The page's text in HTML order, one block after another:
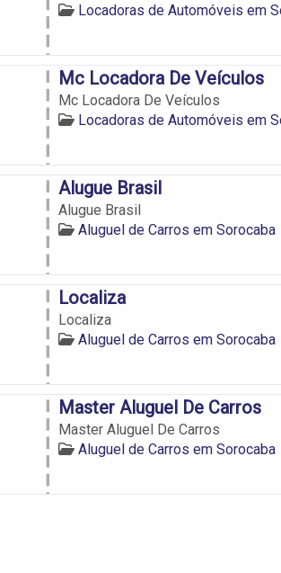
Locadoras de Automóveis em
Mc Locadora De Veículos
Mc Locadora De Veículos
Locadoras de Automóveis em
Alugue Brasil
Alugue Brasil
Aluguel de Carros em Sorocaba
Localiza
Localiza
Aluguel de Carros em Sorocaba
Master Aluguel De Carros
Master Aluguel De Carros
Aluguel de Carros em Sorocaba